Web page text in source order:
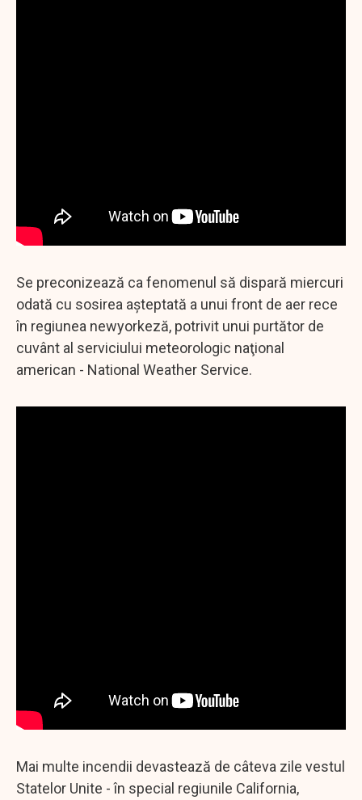
Se preconizează ca fenomenul să dispară miercuri
odată cu sosirea aşteptată a unui front de aer rece
în regiunea newyorkeză, potrivit unui purtător de
cuvânt al serviciului meteorologic naţional
american - National Weather Service.
Mai multe incendii devastează de câteva zile vestul
Statelor Unite - în special regiunile California,